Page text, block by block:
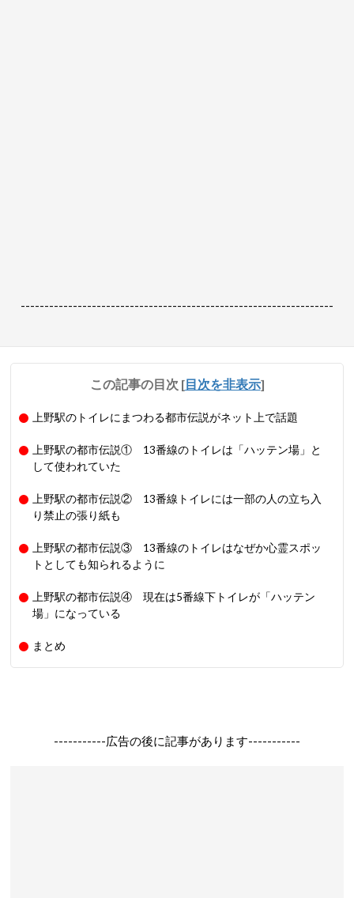
------------------------------------------------------------------
この記事の目次 [目次を非表示]
上野駅のトイレにまつわる都市伝説がネット上で話題
上野駅の都市伝説① 13番線のトイレは「ハッテン場」と
して使われていた
上野駅の都市伝説② 13番線トイレには一部の人の立ち入
り禁止の張り紙も
上野駅の都市伝説③ 13番線のトイレはなぜか心霊スポッ
トとしても知られるように
上野駅の都市伝説④ 現在は5番線下トイレが「ハッテン
場」になっている
まとめ
-----------広告の後に記事があります-----------